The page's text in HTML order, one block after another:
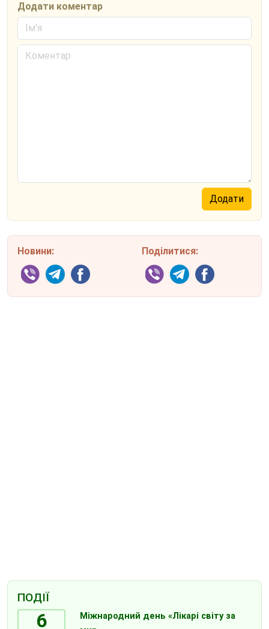
Додати коментар
Новини: Поділитися:
ПОДІЇ
6
Міжнародний день «Лікарі світу за